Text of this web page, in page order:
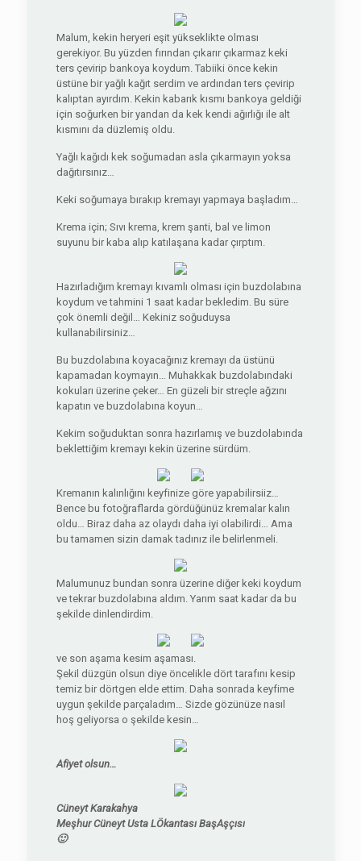
Malum, kekin heryeri eşit yükseklikte olması
gerekiyor. Bu yüzden fırından çıkarır çıkarmaz keki
ters çevirip bankoya koydum. Tabiiki önce kekin
üstüne bir yağlı kağıt serdim ve ardından ters çevirip
kalıptan ayırdım. Kekin kabarık kısmı bankoya geldiği
için soğurken bir yandan da kek kendi ağırlığı ile alt
kısmını da düzlemiş oldu.
Yağlı kağıdı kek soğumadan asla çıkarmayın yoksa
dağıtırsınız…
Keki soğumaya bırakıp kremayı yapmaya başladım…
Krema için; Sıvı krema, krem şanti, bal ve limon
suyunu bir kaba alıp katılaşana kadar çırptım.
Hazırladığım kremayı kıvamlı olması için buzdolabına
koydum ve tahmini 1 saat kadar bekledim. Bu süre
çok önemli değil… Kekiniz soğuduysa
kullanabilirsiniz…
Bu buzdolabına koyacağınız kremayı da üstünü
kapamadan koymayın… Muhakkak buzdolabındaki
kokuları üzerine çeker… En güzeli bir streçle ağzını
kapatın ve buzdolabına koyun…
Kekim soğuduktan sonra hazırlamış ve buzdolabında
beklettiğim kremayı kekin üzerine sürdüm.
Kremanın kalınlığını keyfinize göre yapabilirsiiz…
Bence bu fotoğraflarda gördüğünüz kremalar kalın
oldu… Biraz daha az olaydı daha iyi olabilirdi… Ama
bu tamamen sizin damak tadınız ile belirlenmeli.
Malumunuz bundan sonra üzerine diğer keki koydum
ve tekrar buzdolabına aldım. Yarım saat kadar da bu
şekilde dinlendirdim.
ve son aşama kesim aşaması.
Şekil düzgün olsun diye öncelikle dört tarafını kesip
temiz bir dörtgen elde ettim. Daha sonrada keyfime
uygun şekilde parçaladım… Sizde gözünüze nasıl
hoş geliyorsa o şekilde kesin…
Afiyet olsun…
Cüneyt Karakahya
Meşhur Cüneyt Usta LÖkantası BaşAşçısı
🙂